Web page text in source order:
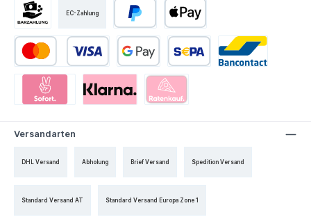
EC-Zahlung
Versandarten
DHL Versand Abholung Brief Versand Spedition Versand
Standard Versand AT Standard Versand Europa Zone 1